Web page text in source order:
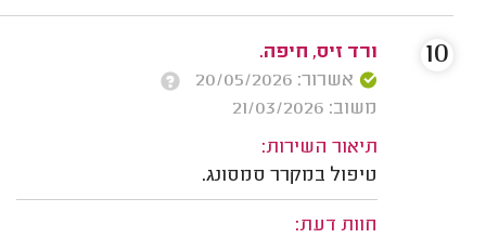
ורד זיס, חיפה.
אשרור: 20/05/2026
משוב: 21/03/2026
תיאור השירות:
טיפול במקרר סמסונג.
חוות דעת:
10